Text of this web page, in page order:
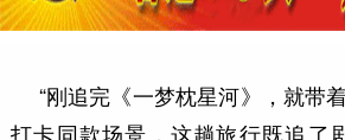
“刚追完《一梦枕星河》，就带
打卡同款场景，这趟旅行既追了